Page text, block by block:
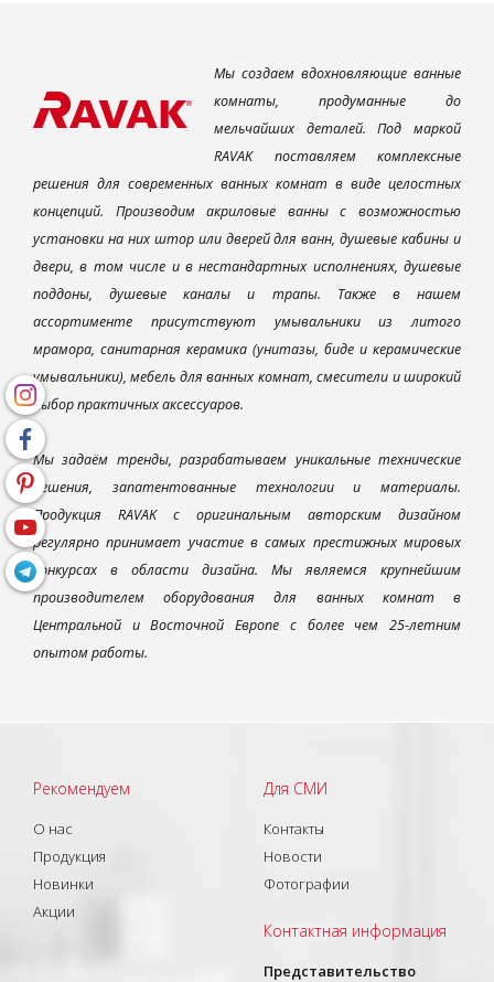
Мы создаем вдохновляющие ванные
комнаты, продуманные до
мельчайших деталей. Под маркой
RAVAK поставляем комплексные
решения для современных ванных комнат в виде целостных
концепций. Производим акриловые ванны с возможностью
установки на них штор или дверей для ванн, душевые кабины и
двери, в том числе и в нестандартных исполнениях, душевые
поддоны, душевые каналы и трапы. Также в нашем
ассортименте присутствуют умывальники из литого
мрамора, санитарная керамика (унитазы, биде и керамические
умывальники), мебель для ванных комнат, смесители и широкий
выбор практичных аксессуаров.
Мы задаём тренды, разрабатываем уникальные технические
решения, запатентованные технологии и материалы.
Продукция RAVAK с оригинальным авторским дизайном
регулярно принимает участие в самых престижных мировых
конкурсах в области дизайна. Мы являемся крупнейшим
производителем оборудования для ванных комнат в
Центральной и Восточной Европе с более чем 25-летним
опытом работы.
Рекомендуем
О нас
Продукция
Новинки
Акции
Для СМИ
Контакты
Новости
Фотографии
Контактная информация
Представительство